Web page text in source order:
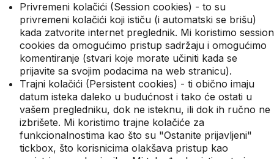
Privremeni kolačići (Session cookies) - to su
privremeni kolačići koji ističu (i automatski se brišu)
kada zatvorite internet preglednik. Mi koristimo session
cookies da omogućimo pristup sadržaju i omogućimo
komentiranje (stvari koje morate učiniti kada se
prijavite sa svojim podacima na web stranicu).
Trajni kolačići (Persistent cookies) - ti obično imaju
datum isteka daleko u budućnost i tako će ostati u
vašem pregledniku, dok ne isteknu, ili dok ih ručno ne
izbrišete. Mi koristimo trajne kolačiće za
funkcionalnostima kao što su "Ostanite prijavljeni"
tickbox, što korisnicima olakšava pristup kao